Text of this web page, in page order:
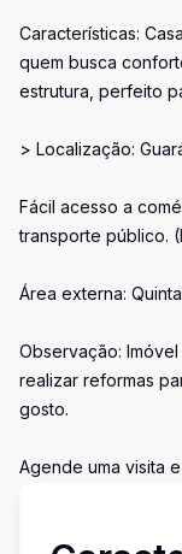
Características:
quem busca
estrutura, perfeito
> Localização:
Fácil acesso a
transporte público.
Área externa:
Observação:
realizar reformas
gosto.
Agende uma visita